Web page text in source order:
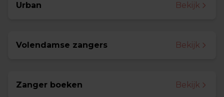
Urban Bekijk
Volendamse zangers Bekijk
Zanger boeken Bekijk